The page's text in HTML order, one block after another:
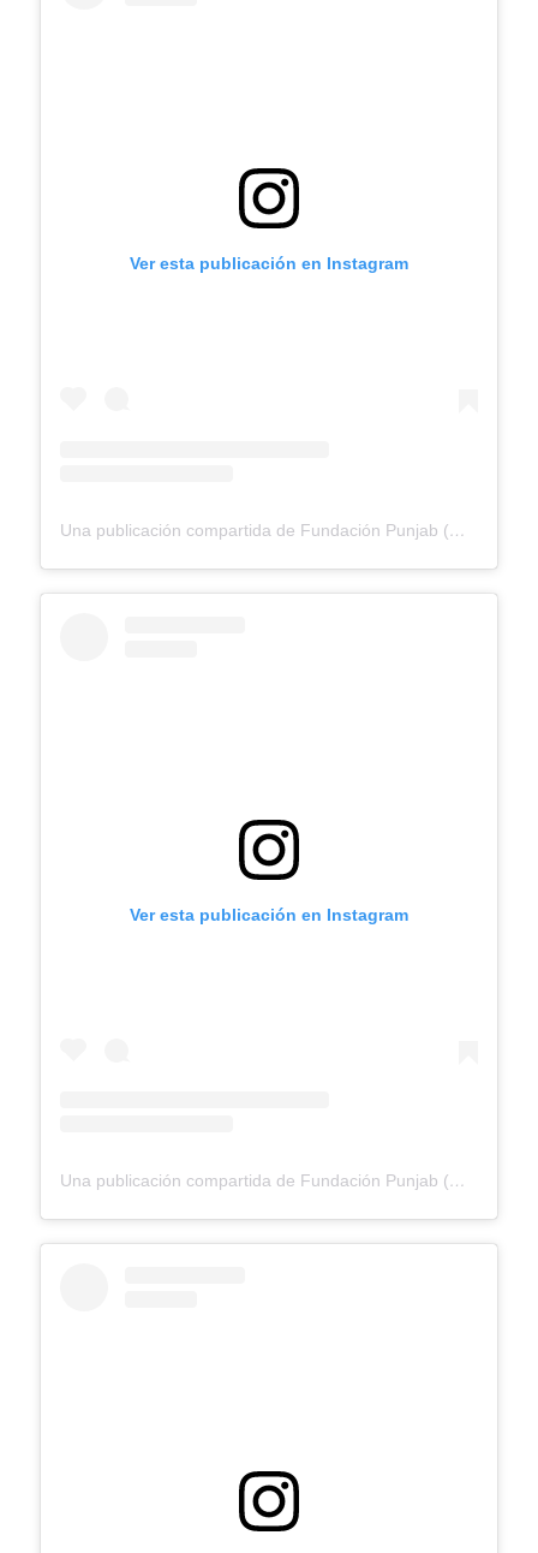
Ver esta publicación en Instagram
Una publicación compartida de Fundación Punjab (@fundacionpunjab)
Ver esta publicación en Instagram
Una publicación compartida de Fundación Punjab (@fundacionpunjab)